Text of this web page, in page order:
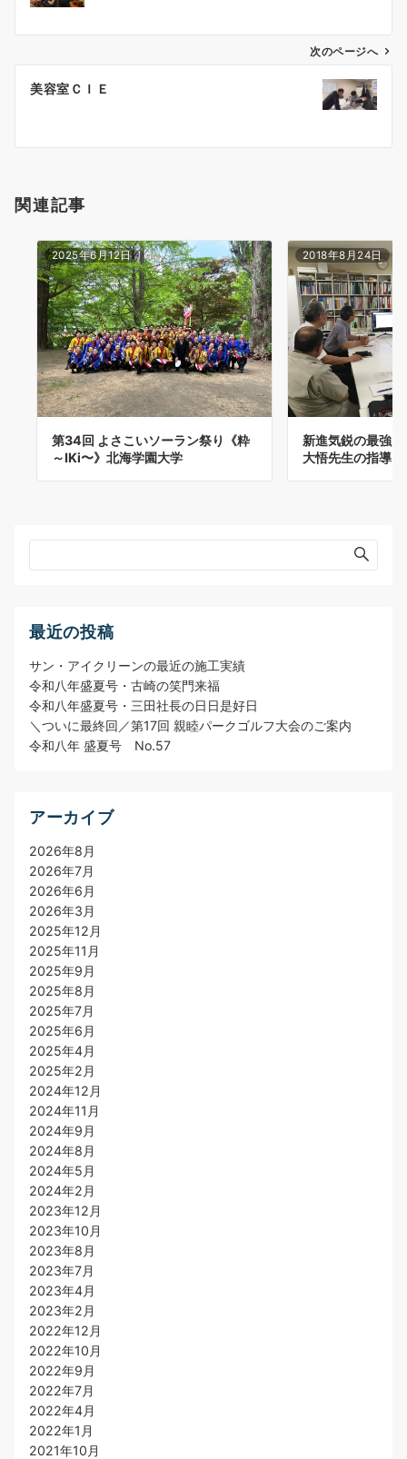
ビ
ン
次のページへ
美容室ＣＩＥ
関連記事
2025年6月12日
第34回 よさこいソーラン祭り《粋
～IKⅰ〜》北海学園大学
2018年8月24日
新進気鋭の最強
大悟先生の指導
最近の投稿
サン・アイクリーンの最近の施工実績
令和八年盛夏号・古崎の笑門来福
令和八年盛夏号・三田社長の日日是好日
＼ついに最終回／第17回 親睦パークゴルフ大会のご案内
令和八年 盛夏号 No.57
アーカイブ
2026年8月
2026年7月
2026年6月
2026年3月
2025年12月
2025年11月
2025年9月
2025年8月
2025年7月
2025年6月
2025年4月
2025年2月
2024年12月
2024年11月
2024年9月
2024年8月
2024年5月
2024年2月
2023年12月
2023年10月
2023年8月
2023年7月
2023年4月
2023年2月
2022年12月
2022年10月
2022年9月
2022年7月
2022年4月
2022年1月
2021年10月